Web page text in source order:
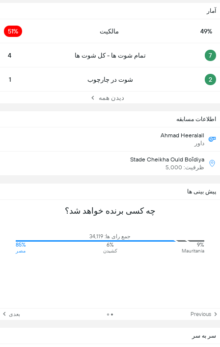
آمار
49% مالکیت 51%
7 تمام شوت ها - کل شوت ها 4
2 شوت در چارچوب 1
دیدن همه
اطلاعات مسابقه
Ahmad Heeralall
داور
Stade Cheikha Ould Boïdiya
ظرفیت: 5,000
پیش بینی ها
چه کسی برنده خواهد شد؟
جمع رای ها: 34,119
9%
Mauritania
6%
کشیدن
85%
مصر
Previous بعدی
سر به سر